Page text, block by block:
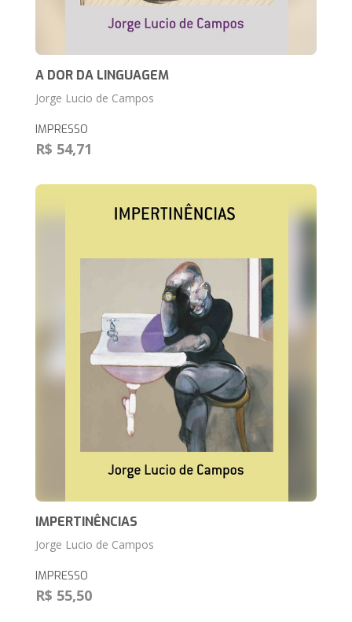
A DOR DA LINGUAGEM
Jorge Lucio de Campos
IMPRESSO
R$ 54,71
IMPERTINÊNCIAS
Jorge Lucio de Campos
IMPRESSO
R$ 55,50